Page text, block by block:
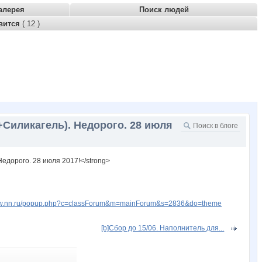
Поиск людей
( 12 )
Недорого. 28 июля
28 июля 2017!</strong>
popup.php?c=classForum&m=mainForum&s=2836&do=theme
[b]Сбор до 15/06. Наполнитель для...